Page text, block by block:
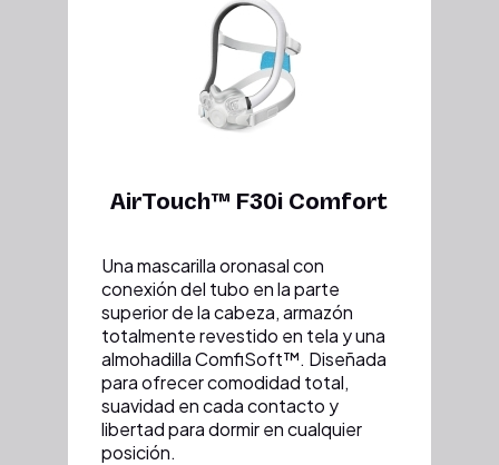
AirTouch™ F30i Comfort
Una mascarilla oronasal con
conexión del tubo en la parte
superior de la cabeza, armazón
totalmente revestido en tela y una
almohadilla ComfiSoft™. Diseñada
para ofrecer comodidad total,
suavidad en cada contacto y
libertad para dormir en cualquier
posición.